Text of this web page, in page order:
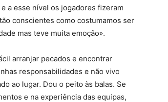
a esse nível os jogadores fizeram
conscientes como costumamos ser
mas teve muita emoção».
arranjar pecados e encontrar
responsabilidades e não vivo
ao lugar. Dou o peito às balas. Se
e na experiência das equipas,